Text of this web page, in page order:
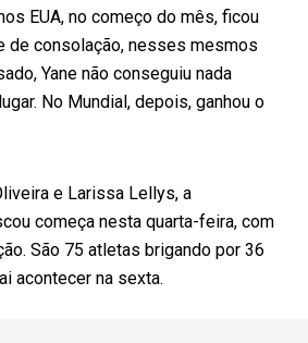
EUA, no começo do mês, ficou
de consolação, nesses mesmos
Yane não conseguiu nada
No Mundial, depois, ganhou o
e Larissa Lellys, a
começa nesta quarta-feira, com
São 75 atletas brigando por 36
acontecer na sexta.